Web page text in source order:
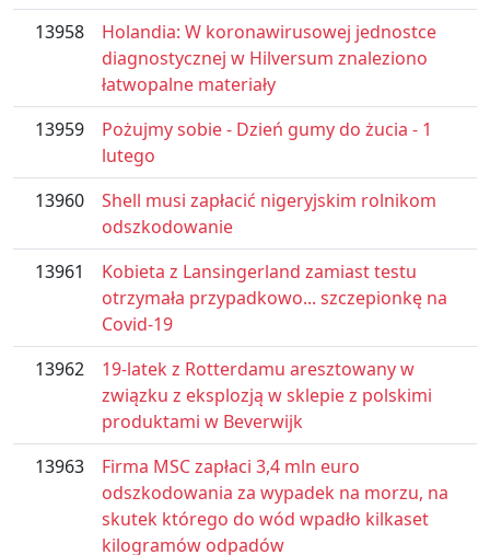
13958
Holandia: W koronawirusowej jednostce
diagnostycznej w Hilversum znaleziono
łatwopalne materiały
13959
Pożujmy sobie - Dzień gumy do żucia - 1
lutego
13960
Shell musi zapłacić nigeryjskim rolnikom
odszkodowanie
13961
Kobieta z Lansingerland zamiast testu
otrzymała przypadkowo... szczepionkę na
Covid-19
13962
19-latek z Rotterdamu aresztowany w
związku z eksplozją w sklepie z polskimi
produktami w Beverwijk
13963
Firma MSC zapłaci 3,4 mln euro
odszkodowania za wypadek na morzu, na
skutek którego do wód wpadło kilkaset
kilogramów odpadów